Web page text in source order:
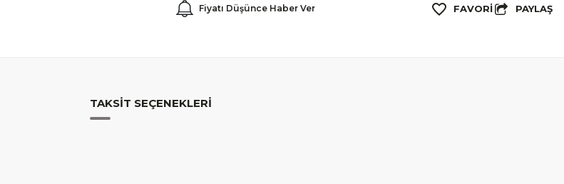
Fiyatı Düşünce Haber Ver PAYLAŞ
TAKSIT SEÇENEKLERI